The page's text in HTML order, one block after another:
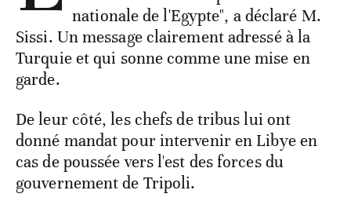
nationale de l'Egypte", a déclaré M.
Sissi. Un message clairement adressé à la
Turquie et qui sonne comme une mise en
garde.
De leur côté, les chefs de tribus lui ont
donné mandat pour intervenir en Libye en
cas de poussée vers l'est des forces du
gouvernement de Tripoli.